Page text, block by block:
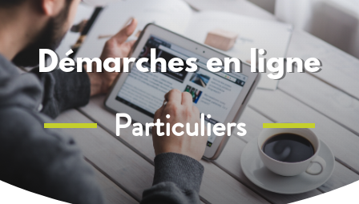
Démarches en ligne
Particuliers